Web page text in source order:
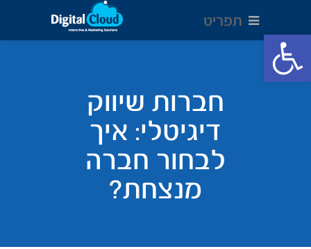
Open toolbar
תפריט
חברות שיווק
דיגיטלי: איך
לבחור חברה
מנצחת?